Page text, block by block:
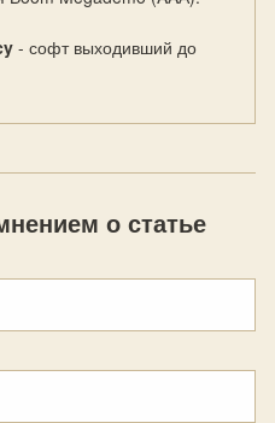
- софт выходивший до
о статье